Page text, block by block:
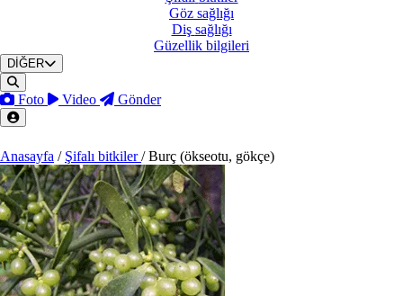
Göz sağlığı
Diş sağlığı
Güzellik bilgileri
DİĞER
Foto Video Gönder
Anasayfa / Şifalı bitkiler/ Burç (ökseotu, gökçe)